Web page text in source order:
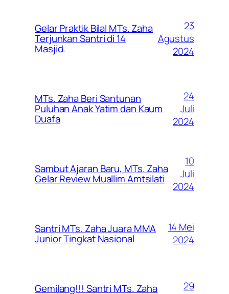
Gelar Praktik Bilal MTs. Zaha
Terjunkan Santri di 14
Masjid.
23
Agustus
2024
MTs. Zaha Beri Santunan
Puluhan Anak Yatim dan Kaum
Duafa
24
Juli
2024
Sambut Ajaran Baru, MTs. Zaha
Gelar Review Muallim Amtsilati
10
Juli
2024
Santri MTs. Zaha Juara MMA
Junior Tingkat Nasional
14 Mei
2024
Gemilang!!! Santri MTs. Zaha
29